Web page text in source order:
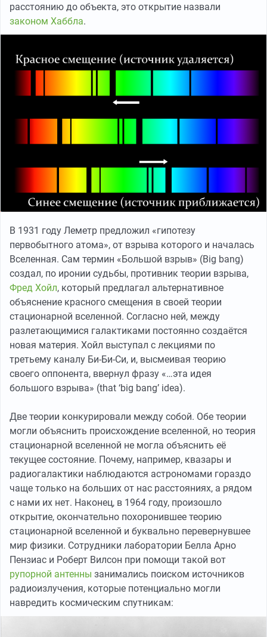
расстоянию до объекта, это открытие назвали
законом Хаббла.
В 1931 году Леметр предложил «гипотезу
первобытного атома», от взрыва которого и началась
Вселенная. Сам термин «Большой взрыв» (Big bang)
создал, по иронии судьбы, противник теории взрыва,
Фред Хойл, который предлагал альтернативное
объяснение красного смещения в своей теории
стационарной вселенной. Согласно ней, между
разлетающимися галактиками постоянно создаётся
новая материя. Хойл выступал с лекциями по
третьему каналу Би-Би-Си, и, высмеивая теорию
своего оппонента, ввернул фразу «…эта идея
большого взрыва» (that ‘big bang’ idea).
Две теории конкурировали между собой. Обе теории
могли объяснить происхождение вселенной, но теория
стационарной вселенной не могла объяснить её
текущее состояние. Почему, например, квазары и
радиогалактики наблюдаются астрономами гораздо
чаще только на больших от нас расстояниях, а рядом
с нами их нет. Наконец, в 1964 году, произошло
открытие, окончательно похоронившее теорию
стационарной вселенной и буквально перевернувшее
мир физики. Сотрудники лаборатории Белла Арно
Пензиас и Роберт Вилсон при помощи такой вот
рупорной антенны занимались поиском источников
радиоизлучения, которые потенциально могли
навредить космическим спутникам: